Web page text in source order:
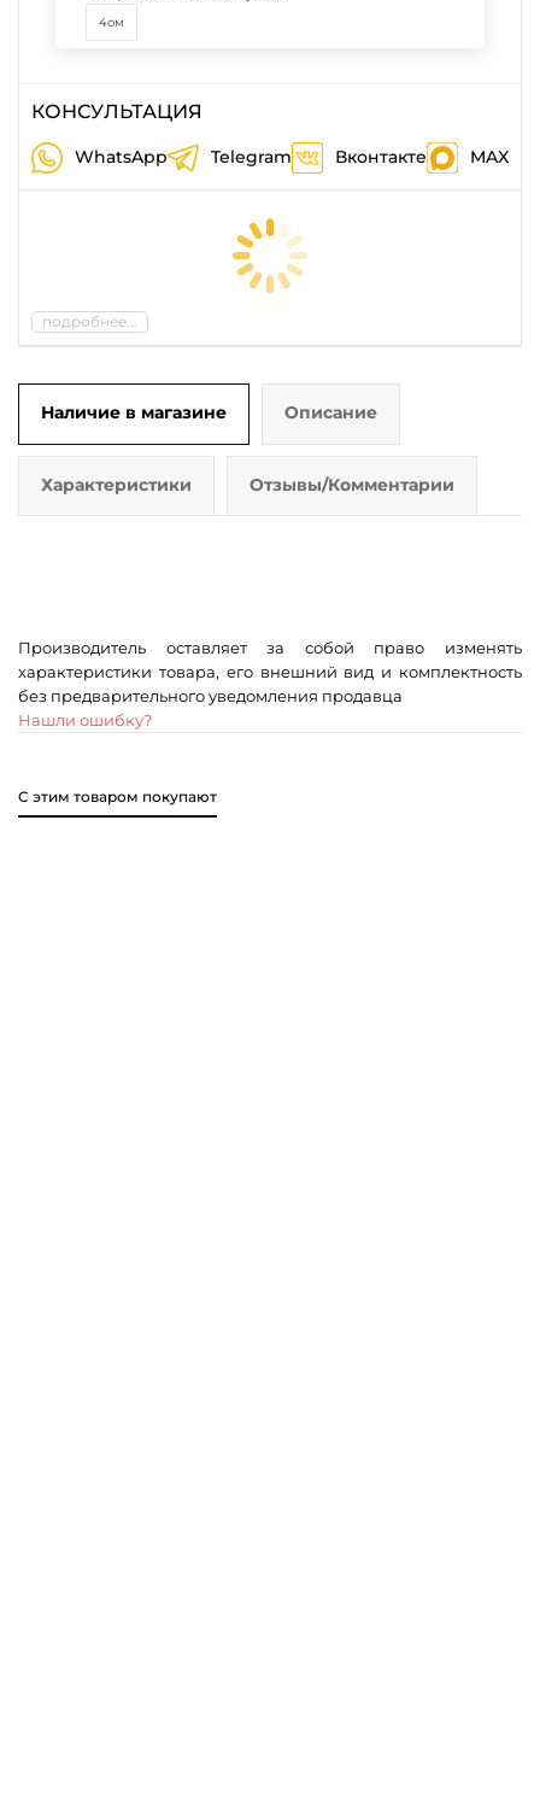
4ом
КОНСУЛЬТАЦИЯ
WhatsApp Telegram Вконтакте MAX
подробнее...
Наличие в магазине Описание
Характеристики Отзывы/Комментарии
Производитель оставляет за собой право изменять
характеристики товара, его внешний вид и комплектность
без предварительного уведомления продавца
Нашли ошибку?
С этим товаром покупают